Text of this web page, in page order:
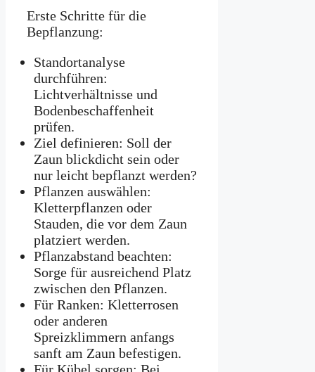
Erste Schritte für die
Bepflanzung:
Standortanalyse
durchführen:
Lichtverhältnisse und
Bodenbeschaffenheit
prüfen.
Ziel definieren: Soll der
Zaun blickdicht sein oder
nur leicht bepflanzt werden?
Pflanzen auswählen:
Kletterpflanzen oder
Stauden, die vor dem Zaun
platziert werden.
Pflanzabstand beachten:
Sorge für ausreichend Platz
zwischen den Pflanzen.
Für Ranken: Kletterrosen
oder anderen
Spreizklimmern anfangs
sanft am Zaun befestigen.